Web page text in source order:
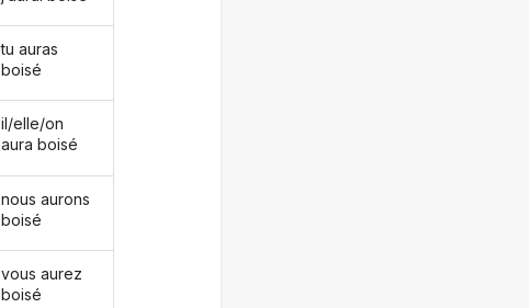
tu auras
boisé
il/elle/on
aura boisé
nous aurons
boisé
vous aurez
boisé